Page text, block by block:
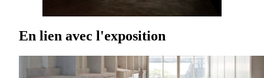
En lien avec l'exposition